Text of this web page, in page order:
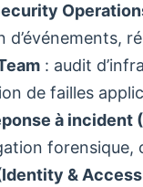
: audit
de failles
à incident
forensique,
&